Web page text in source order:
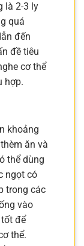
là 2-3 ly
quá
đến
đề tiêu
cơ thể
hợp.
khoảng
ăn và
thể dùng
ngọt có
trong các
vào
để
thể.